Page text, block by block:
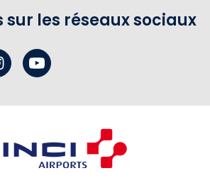
sur les réseaux sociaux